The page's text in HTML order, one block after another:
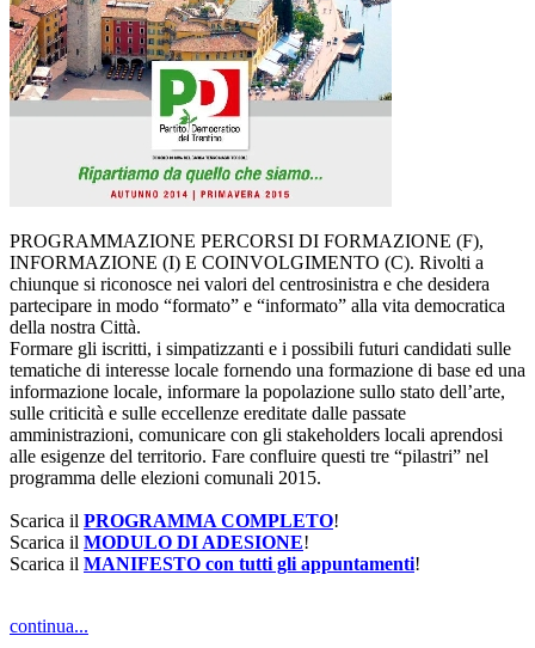
PROGRAMMAZIONE PERCORSI DI FORMAZIONE (F),
INFORMAZIONE (I) E COINVOLGIMENTO (C). Rivolti a
chiunque si riconosce nei valori del centrosinistra e che desidera
partecipare in modo “formato” e “informato” alla vita democratica
della nostra Città.
Formare gli iscritti, i simpatizzanti e i possibili futuri candidati sulle
tematiche di interesse locale fornendo una formazione di base ed una
informazione locale, informare la popolazione sullo stato dell’arte,
sulle criticità e sulle eccellenze ereditate dalle passate
amministrazioni, comunicare con gli stakeholders locali aprendosi
alle esigenze del territorio. Fare confluire questi tre “pilastri” nel
programma delle elezioni comunali 2015.
Scarica il PROGRAMMA COMPLETO!
Scarica il MODULO DI ADESIONE!
Scarica il MANIFESTO con tutti gli appuntamenti!
continua...